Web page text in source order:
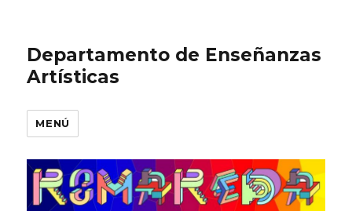
Departamento de Enseñanzas
Artísticas
MENÚ